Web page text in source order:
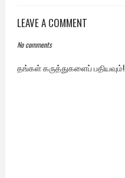
LEAVE A COMMENT
No comments
தங்கள் கருத்துகளைப் பதியவும்!